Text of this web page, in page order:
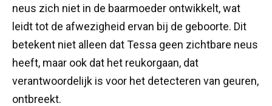
neus zich niet in de baarmoeder ontwikkelt, wat
leidt tot de afwezigheid ervan bij de geboorte. Dit
betekent niet alleen dat Tessa geen zichtbare neus
heeft, maar ook dat het reukorgaan, dat
verantwoordelijk is voor het detecteren van geuren,
ontbreekt.